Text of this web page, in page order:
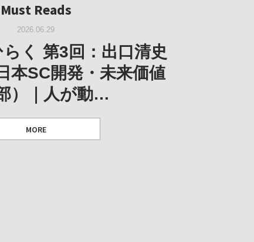
Must Reads
2026.06.29
く 第3回：出口清史
本SC開発・未来価値
）｜人が動…
MORE
して美術家・梅津庸
ゆかり作家」となる
できたのか…
ポート関西 チーフプロデューサー／学芸員]
2026.03.11
｜博覧会の残像
MORE
2026.02.25
聡太朗 個展「余りの
風景」
ポート関西 チーフプロデューサー／学芸員]
2025.10.01
存在証明としての線
フライン」展
ポート関西 チーフプロデューサー／学芸員]